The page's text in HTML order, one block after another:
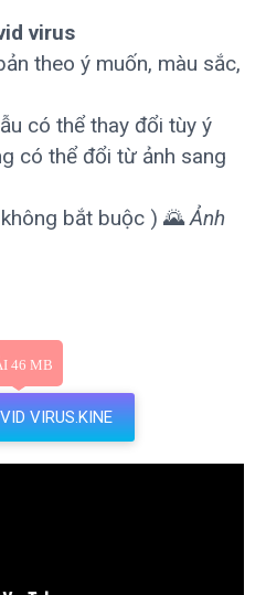
virus
theo ý muốn, màu sắc,
có thể thay đổi tùy ý
có thể đổi từ ảnh sang
bắt buộc ) 🌄Ảnh
VIRUS.KINE